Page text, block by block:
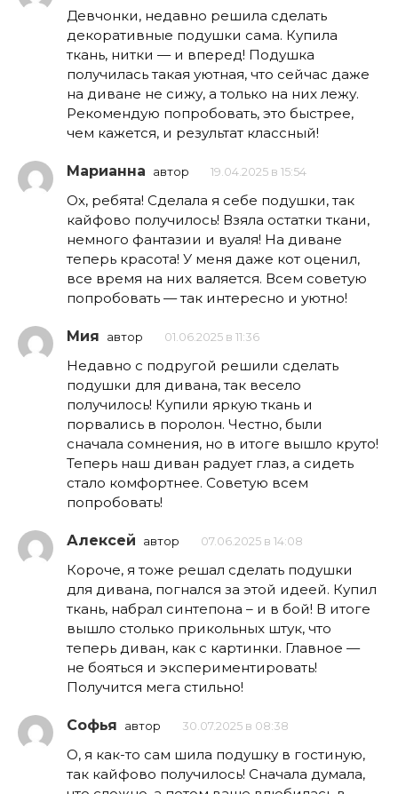
Девчонки, недавно решила сделать
декоративные подушки сама. Купила
ткань, нитки — и вперед! Подушка
получилась такая уютная, что сейчас даже
на диване не сижу, а только на них лежу.
Рекомендую попробовать, это быстрее,
чем кажется, и результат классный!
Марианна автор 19.04.2025 в 15:54
Ох, ребята! Сделала я себе подушки, так
кайфово получилось! Взяла остатки ткани,
немного фантазии и вуаля! На диване
теперь красота! У меня даже кот оценил,
все время на них валяется. Всем советую
попробовать — так интересно и уютно!
Мия автор 01.06.2025 в 11:36
Недавно с подругой решили сделать
подушки для дивана, так весело
получилось! Купили яркую ткань и
порвались в поролон. Честно, были
сначала сомнения, но в итоге вышло круто!
Теперь наш диван радует глаз, а сидеть
стало комфортнее. Советую всем
попробовать!
Алексей автор 07.06.2025 в 14:08
Короче, я тоже решал сделать подушки
для дивана, погнался за этой идеей. Купил
ткань, набрал синтепона – и в бой! В итоге
вышло столько прикольных штук, что
теперь диван, как с картинки. Главное —
не бояться и экспериментировать!
Получится мега стильно!
Софья автор 30.07.2025 в 08:38
О, я как-то сам шила подушку в гостиную,
так кайфово получилось! Сначала думала,